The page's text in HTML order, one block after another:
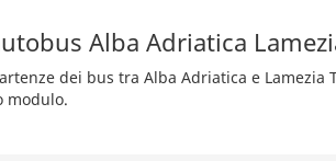
Alba Adriatica
dei bus tra Alba Adriatica e Lamezia
modulo.